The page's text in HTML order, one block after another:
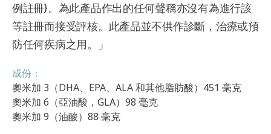
例註冊}。為此產品作出的任何聲稱亦沒有為進行該
等註冊而接受評核。此產品並不供作診斷，治療或預
防任何疾病之用。」
成份：
奧米加 3（DHA、EPA、ALA 和其他脂肪酸）451 毫克
奧米加 6（亞油酸，GLA）98 毫克
奧米加 9（油酸）88 毫克